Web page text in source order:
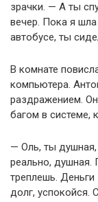
зрачки. — А ты
вечер. Пока я
автобусе, ты
В комнате
компьютера.
раздражением.
багом в системе,
— Оль, ты
реально, душная.
треплешь.
долг, успокойся.